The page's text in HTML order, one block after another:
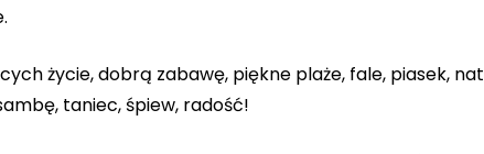
życie, dobrą zabawę, piękne plaże, fale, piasek,
taniec, śpiew, radość!